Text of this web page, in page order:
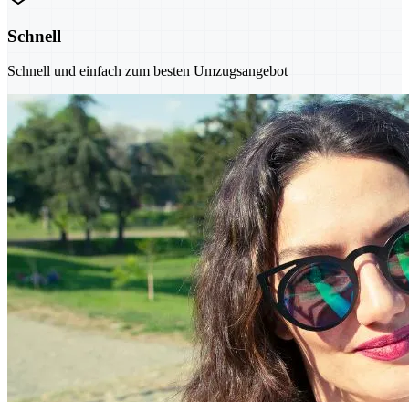
Schnell
Schnell und einfach zum besten Umzugsangebot